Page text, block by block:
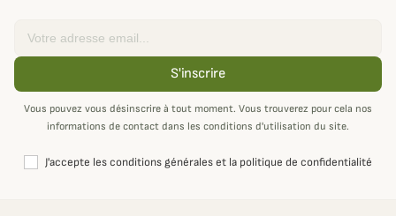
S'inscrire
Vous pouvez vous désinscrire à tout moment. Vous trouverez pour cela nos
informations de contact dans les conditions d'utilisation du site.
J'accepte les conditions générales et la politique de confidentialité